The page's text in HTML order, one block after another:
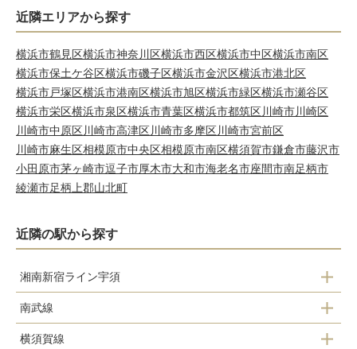
近隣エリアから探す
横浜市鶴見区横浜市神奈川区横浜市西区横浜市中区横浜市南区
横浜市保土ケ谷区横浜市磯子区横浜市金沢区横浜市港北区
横浜市戸塚区横浜市港南区横浜市旭区横浜市緑区横浜市瀬谷区
横浜市栄区横浜市泉区横浜市青葉区横浜市都筑区川崎市川崎区
川崎市中原区川崎市高津区川崎市多摩区川崎市宮前区
川崎市麻生区相模原市中央区相模原市南区横須賀市鎌倉市藤沢市
小田原市茅ヶ崎市逗子市厚木市大和市海老名市座間市南足柄市
綾瀬市足柄上郡山北町
近隣の駅から探す
湘南新宿ライン宇須
新川崎駅
南武線
尻手駅
横須賀線